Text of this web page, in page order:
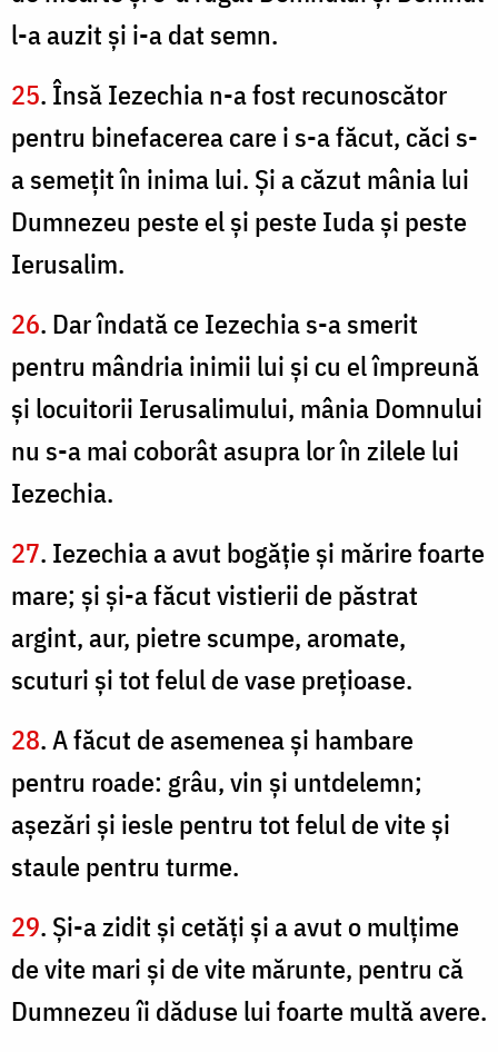
l-a auzit şi i-a dat semn.
25. Însă Iezechia n-a fost recunoscător
pentru binefacerea care i s-a făcut, căci s-
a semeţit în inima lui. Și a căzut mânia lui
Dumnezeu peste el şi peste Iuda şi peste
Ierusalim.
26. Dar îndată ce Iezechia s-a smerit
pentru mândria inimii lui şi cu el împreună
şi locuitorii Ierusalimului, mânia Domnului
nu s-a mai coborât asupra lor în zilele lui
Iezechia.
27. Iezechia a avut bogăţie şi mărire foarte
mare; şi şi-a făcut vistierii de păstrat
argint, aur, pietre scumpe, aromate,
scuturi şi tot felul de vase preţioase.
28. A făcut de asemenea şi hambare
pentru roade: grâu, vin şi untdelemn;
aşezări şi iesle pentru tot felul de vite şi
staule pentru turme.
29. Şi-a zidit şi cetăţi şi a avut o mulţime
de vite mari şi de vite mărunte, pentru că
Dumnezeu îi dăduse lui foarte multă avere.